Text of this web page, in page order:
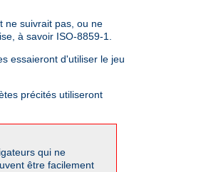
ne suivrait pas, ou ne
à savoir ISO-8859-1.
essaieront d'utiliser le jeu
précités utiliseront
qui ne
être facilement